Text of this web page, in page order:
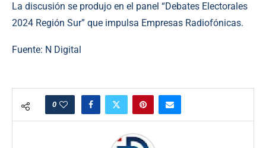
La discusión se produjo en el panel “Debates Electorales
2024 Región Sur” que impulsa Empresas Radiofónicas.
Fuente: N Digital
0